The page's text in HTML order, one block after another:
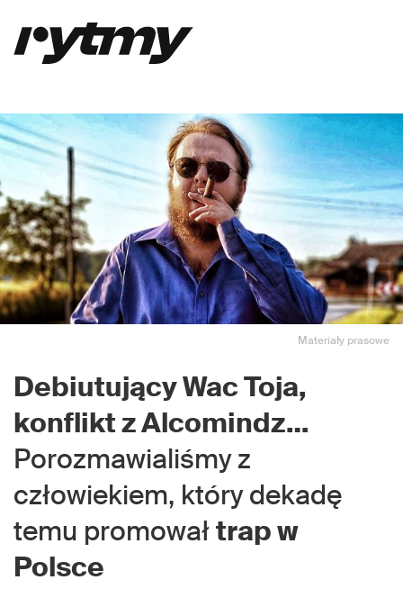
Materiały prasowe
Debiutujący Wac Toja,
konflikt z Alcomindz…
Porozmawialiśmy z
człowiekiem, który dekadę
temu promował trap w
Polsce